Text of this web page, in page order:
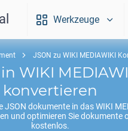
Werkzeuge
JSON zu WIKI MEDIAWIKI
in WIKI
konvertieren
JSON dokumente in dasWIKI
und optimieren Sie dokumente
kostenlos.